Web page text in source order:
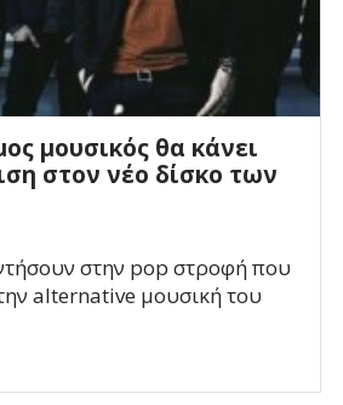
μουσικός θα κάνει
στον νέο δίσκο των
στην pop στροφή που
alternative μουσική του